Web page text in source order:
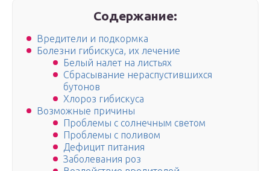
Содержание:
Вредители и подкормка
Болезни гибискуса, их лечение
Белый налет на листьях
Сбрасывание нераспустившихся
бутонов
Хлороз гибискуса
Возможные причины
Проблемы с солнечным светом
Проблемы с поливом
Дефицит питания
Заболевания роз